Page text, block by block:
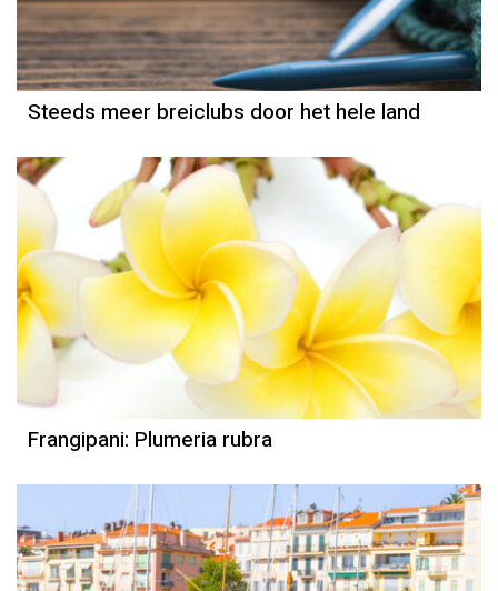
Steeds meer breiclubs door het hele land
Frangipani: Plumeria rubra